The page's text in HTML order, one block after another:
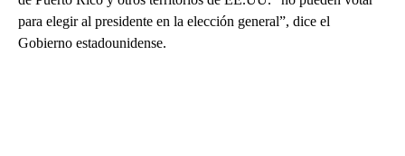
para elegir al presidente en la elección general”, dice el
Gobierno estadounidense.